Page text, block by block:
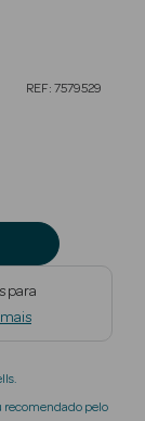
REF: 7579529
from
para
recomendado pelo